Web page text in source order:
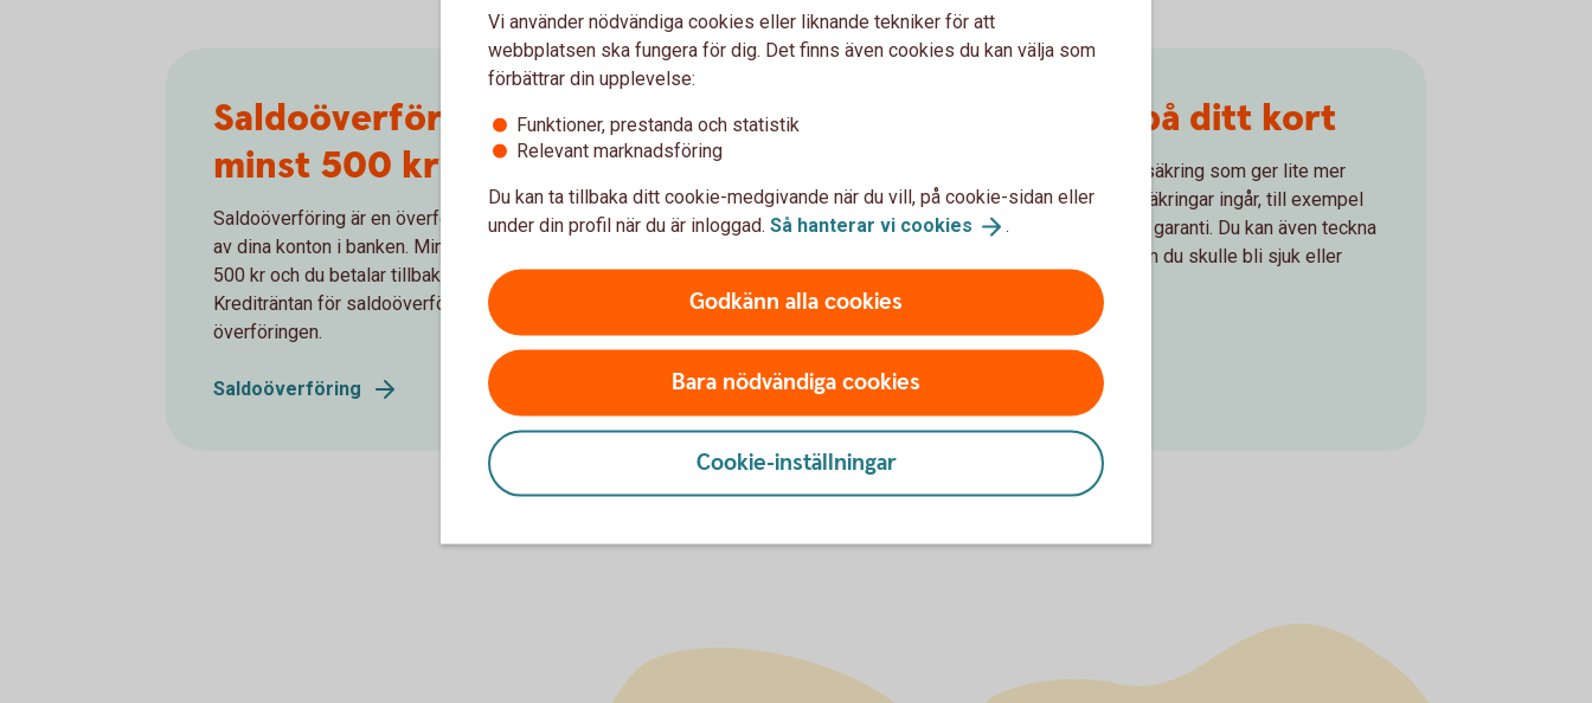
Saldoöverföring – vid flytt av
minst 500 kr till konto
Saldoöverföring är en överföring av pengar från ditt kreditkort till ett
av dina konton i banken. Minsta belopp för en saldoöverföring är
500 kr och du betalar tillbaka som vanligt via din månadsfaktura.
Krediträntan för saldoöverföring räknas från första dagen efter
överföringen.
Saldoöverföring
Olika försäkringar på ditt kort
Alla våra kreditkort innehåller en reseförsäkring som ger lite mer
trygghet när du reser. Även olika köpförsäkringar ingår, till exempel
drulleförsäkring, prisgaranti och förlängd garanti. Du kan även teckna
betalningsskydd som ger extra skydd om du skulle bli sjuk eller
Försäkringar på dittkort
Vi använder nödvändiga cookies eller liknande tekniker för att
webbplatsen ska fungera för dig. Det finns även cookies du kan välja som
förbättrar din upplevelse:
Funktioner, prestanda och statistik
Relevant marknadsföring
Du kan ta tillbaka ditt cookie-medgivande när du vill, på cookie-sidan eller
under din profil när du är inloggad. Så hanterar vi cookies .
Godkänn alla cookies
Bara nödvändiga cookies
Cookie-inställningar